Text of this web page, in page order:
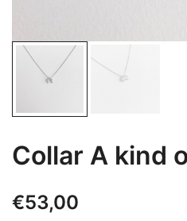
Collar A kind
€53,00